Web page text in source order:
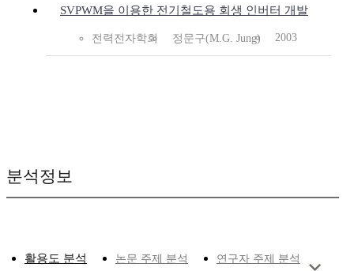
SVPWM을 이용한 전기철도용 회생 인버터 개발
전력전자학회 정문구(M.G. Jung) 2003
분석정보
활용도 분석 논문 주제 분석 연구자 주제 분석